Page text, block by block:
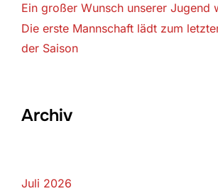
Ein großer Wunsch unserer Jugend
Die erste Mannschaft lädt zum
der Saison
Archiv
Juli 2026